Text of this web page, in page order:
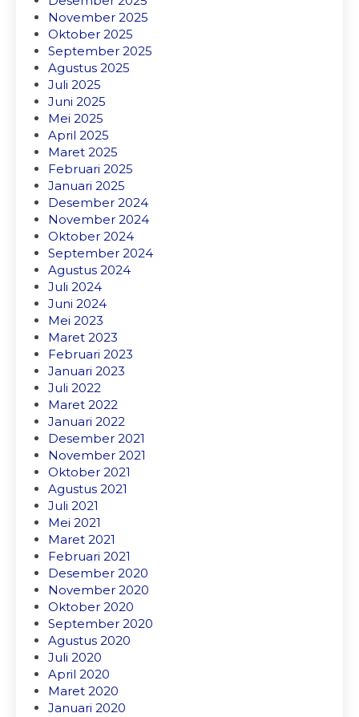
November 2025
Oktober 2025
September 2025
Agustus 2025
Juli 2025
Juni 2025
Mei 2025
April 2025
Maret 2025
Februari 2025
Januari 2025
Desember 2024
November 2024
Oktober 2024
September 2024
Agustus 2024
Juli 2024
Juni 2024
Mei 2023
Maret 2023
Februari 2023
Januari 2023
Juli 2022
Maret 2022
Januari 2022
Desember 2021
November 2021
Oktober 2021
Agustus 2021
Juli 2021
Mei 2021
Maret 2021
Februari 2021
Desember 2020
November 2020
Oktober 2020
September 2020
Agustus 2020
Juli 2020
April 2020
Maret 2020
Januari 2020